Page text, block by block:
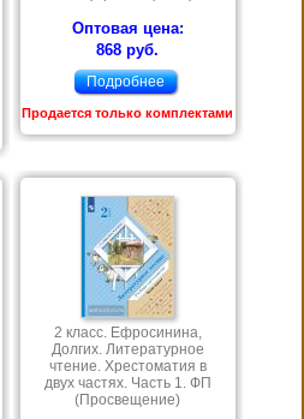
Оптовая цена:
868 руб.
Подробнее
Продается только комплектами
2 класс. Ефросинина,
Долгих. Литературное
чтение. Хрестоматия в
двух частях. Часть 1. ФП
(Просвещение)